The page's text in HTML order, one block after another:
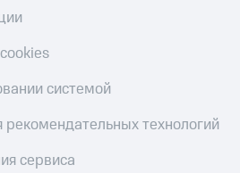
системой
технологий
сервиса